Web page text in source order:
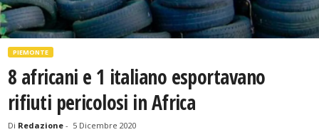
PIEMONTE
8 africani e 1 italiano esportavano
rifiuti pericolosi in Africa
Di Redazione - 5 Dicembre 2020